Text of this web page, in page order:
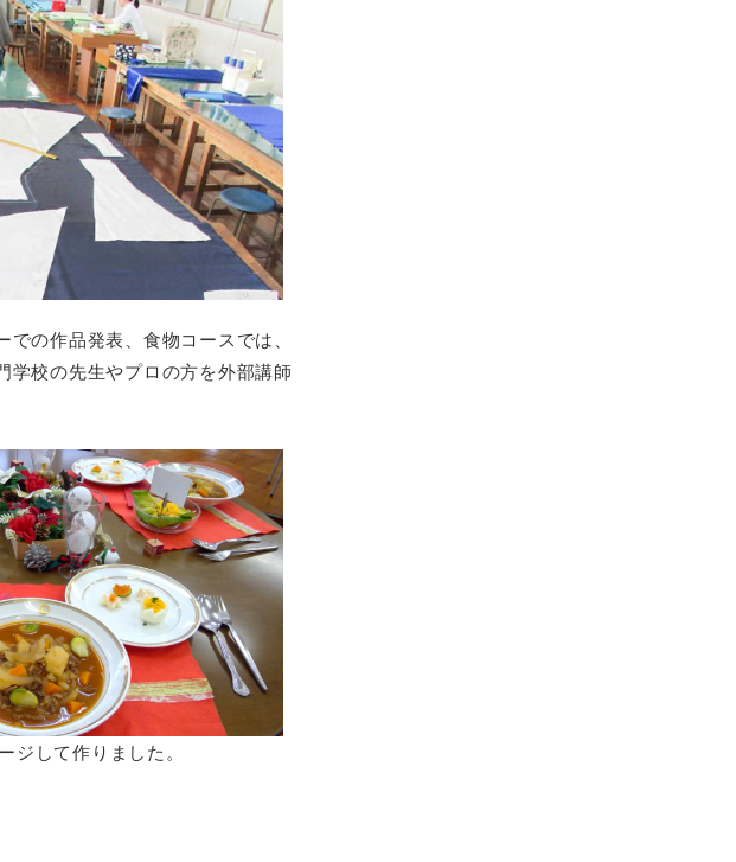
の作品発表、食物コースでは、
学校の先生やプロの方を外部講師
ジして作りました。